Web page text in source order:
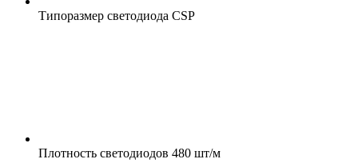
Типоразмер светодиода CSP
Плотность светодиодов 480 шт/м